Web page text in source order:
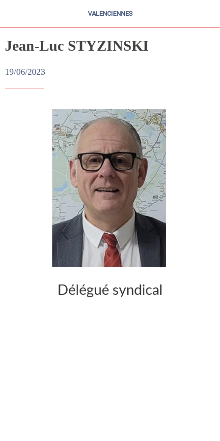
VALENCIENNES
Jean-Luc STYZINSKI
19/06/2023
Délégué syndical